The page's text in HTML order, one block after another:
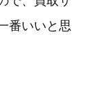
番いいと思